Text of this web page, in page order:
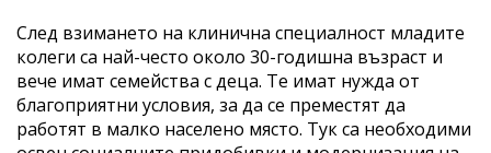
След взимането на клинична специалност младите
колеги са най-често около 30-годишна възраст и
вече имат семейства с деца. Те имат нужда от
благоприятни условия, за да се преместят да
работят в малко населено място. Тук са необходими